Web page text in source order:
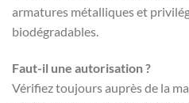
armatures métalliques et
biodégradables.
Faut-il une autorisation ?
Vérifiez toujours auprès de la